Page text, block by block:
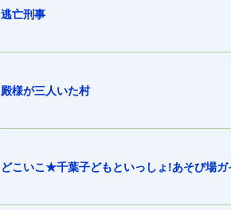
逃亡刑事
殿様が三人いた村
どこいこ★千葉子どもといっしょ!あそび場ガ